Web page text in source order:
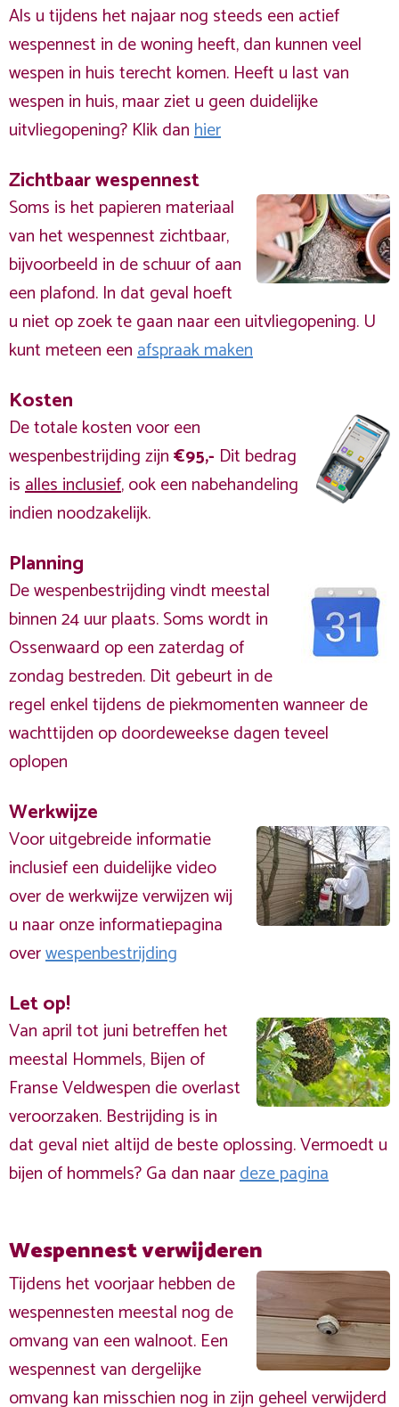
Als u tijdens het najaar nog steeds een actief
wespennest in de woning heeft, dan kunnen veel
wespen in huis terecht komen. Heeft u last van
wespen in huis, maar ziet u geen duidelijke
uitvliegopening? Klik danhier
Zichtbaar wespennest
Soms is het papieren materiaal
van het wespennest zichtbaar,
bijvoorbeeld in de schuur of aan
een plafond. In dat geval hoeft
u niet op zoek te gaan naar een uitvliegopening. U
kunt meteen eenafspraak maken
Kosten
De totale kosten voor een
wespenbestrijding zijn€95,- Dit bedrag
isalles inclusief, ook een nabehandeling
indien noodzakelijk.
Planning
De wespenbestrijding vindt meestal
binnen 24 uur plaats. Soms wordt in
Ossenwaard op een zaterdag of
zondag bestreden. Dit gebeurt in de
regel enkel tijdens de piekmomenten wanneer de
wachttijden op doordeweekse dagen teveel
oplopen
Werkwijze
Voor uitgebreide informatie
inclusief een duidelijke video
over de werkwijze verwijzen wij
u naar onze informatiepagina
overwespenbestrijding
Let op!
Van april tot juni betreffen het
meestal Hommels, Bijen of
Franse Veldwespen die overlast
veroorzaken. Bestrijding is in
dat geval niet altijd de beste oplossing. Vermoedt u
bijen of hommels? Ga dan naardeze pagina
Wespennest verwijderen
Tijdens het voorjaar hebben de
wespennesten meestal nog de
omvang van een walnoot. Een
wespennest van dergelijke
omvang kan misschien nog in zijn geheel verwijderd